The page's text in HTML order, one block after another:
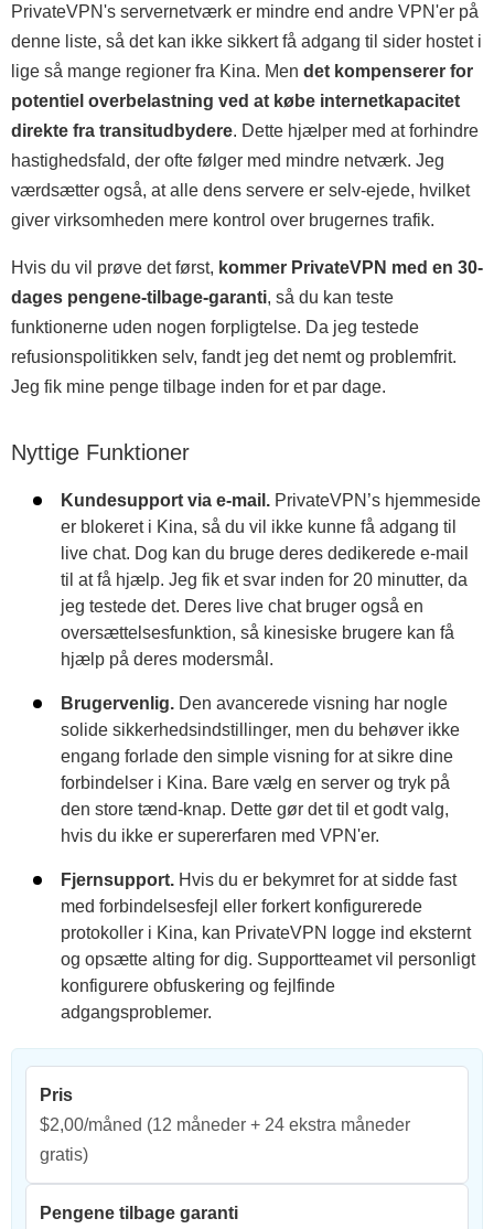
PrivateVPN's servernetværk er mindre end andre VPN'er på
denne liste, så det kan ikke sikkert få adgang til sider hostet i
lige så mange regioner fra Kina. Men det kompenserer for
potentiel overbelastning ved at købe internetkapacitet
direkte fra transitudbydere. Dette hjælper med at forhindre
hastighedsfald, der ofte følger med mindre netværk. Jeg
værdsætter også, at alle dens servere er selv-ejede, hvilket
giver virksomheden mere kontrol over brugernes trafik.
Hvis du vil prøve det først, kommer PrivateVPN med en 30-
dages pengene-tilbage-garanti, så du kan teste
funktionerne uden nogen forpligtelse. Da jeg testede
refusionspolitikken selv, fandt jeg det nemt og problemfrit.
Jeg fik mine penge tilbage inden for et par dage.
Nyttige Funktioner
Kundesupport via e-mail. PrivateVPN’s hjemmeside
er blokeret i Kina, så du vil ikke kunne få adgang til
live chat. Dog kan du bruge deres dedikerede e-mail
til at få hjælp. Jeg fik et svar inden for 20 minutter, da
jeg testede det. Deres live chat bruger også en
oversættelsesfunktion, så kinesiske brugere kan få
hjælp på deres modersmål.
Brugervenlig. Den avancerede visning har nogle
solide sikkerhedsindstillinger, men du behøver ikke
engang forlade den simple visning for at sikre dine
forbindelser i Kina. Bare vælg en server og tryk på
den store tænd-knap. Dette gør det til et godt valg,
hvis du ikke er supererfaren med VPN'er.
Fjernsupport. Hvis du er bekymret for at sidde fast
med forbindelsesfejl eller forkert konfigurerede
protokoller i Kina, kan PrivateVPN logge ind eksternt
og opsætte alting for dig. Supportteamet vil personligt
konfigurere obfuskering og fejlfinde
adgangsproblemer.
Pris
$2,00/måned (12 måneder + 24 ekstra måneder
gratis)
Pengene tilbage garanti